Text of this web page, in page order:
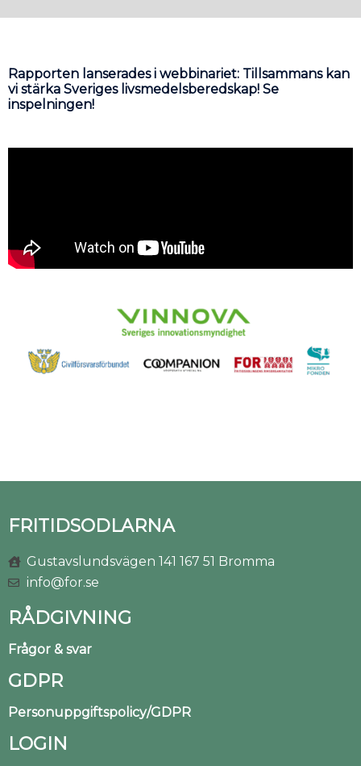
Rapporten lanserades i webbinariet: Tillsammans kan
vi stärka Sveriges livsmedelsberedskap! Se
inspelningen!
FRITIDSODLARNA
Gustavslundsvägen 141 167 51 Bromma
info@for.se
RÅDGIVNING
Frågor & svar
GDPR
Personuppgiftspolicy/GDPR
LOGIN